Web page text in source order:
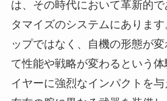
は、その時代において革新的
タマイズのシステムにありま
ップではなく、自機の形態が
て性能や戦略が変わるという
イヤーに強烈なインパクトを与